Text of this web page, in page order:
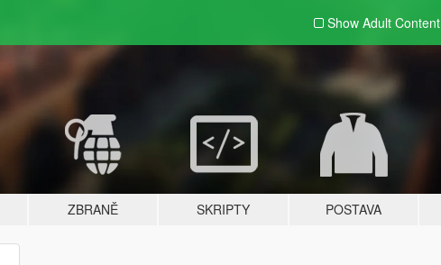
Show Adult Content
ZBRANĚ SKRIPTY POSTAVA